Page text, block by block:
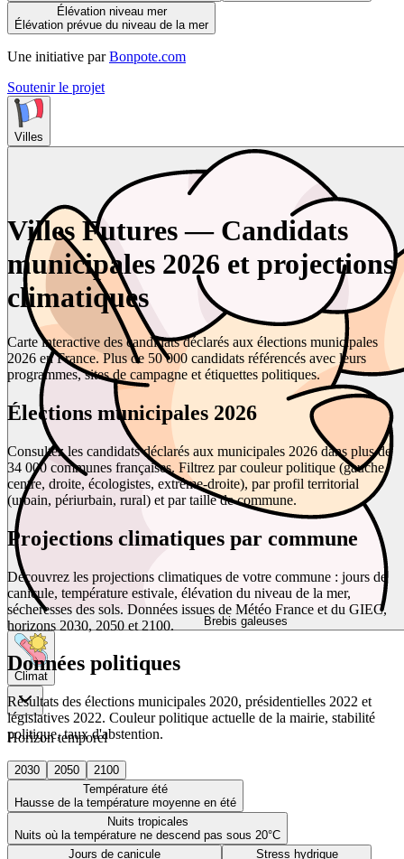
Élévation niveau mer
Élévation prévue du niveau de la mer
Une initiative par Bonpote.com
Soutenir le projet
Villes
Brebis galeuses
Climat
Horizon temporel
2030 2050
2100
Température été
Hausse de la température moyenne en été
Nuits tropicales
Nuits où la température ne descend pas sous 20°C
Jours de canicule
Stress hydrique
Villes Futures — Candidats
municipales 2026 et projections
climatiques
Carte interactive des candidats déclarés aux élections municipales
2026 en France. Plus de 50 000 candidats référencés avec leurs
programmes, sites de campagne et étiquettes politiques.
Élections municipales 2026
Consultez les candidats déclarés aux municipales 2026 dans plus de
34 000 communes françaises. Filtrez par couleur politique (gauche,
centre, droite, écologistes, extrême-droite), par profil territorial
(urbain, périurbain, rural) et par taille de commune.
Projections climatiques par commune
Découvrez les projections climatiques de votre commune : jours de
canicule, température estivale, élévation du niveau de la mer,
sécheresses des sols. Données issues de Météo France et du GIEC,
horizons 2030, 2050 et 2100.
Données politiques
Résultats des élections municipales 2020, présidentielles 2022 et
législatives 2022. Couleur politique actuelle de la mairie, stabilité
politique, taux d'abstention.